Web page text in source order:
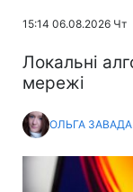
15:14 06.08.2026 Чт
Локальні
мережі
ОЛЬГА ЗАВАДА